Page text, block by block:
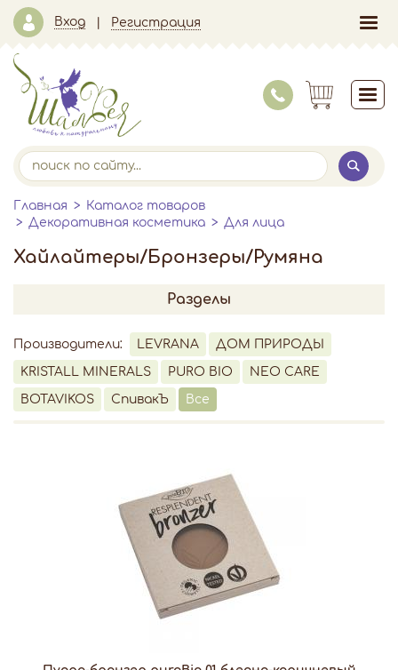
Вход Регистрация
Главная
Каталог товаров
Декоративная косметика
Для лица
Хайлайтеры/Бронзеры/Румяна
Разделы
Производители: LEVRANA ДОМ ПРИРОДЫ
KRISTALL MINERALS PURO BIO NEO CARE
BOTAVIKOS СпивакЪ Все